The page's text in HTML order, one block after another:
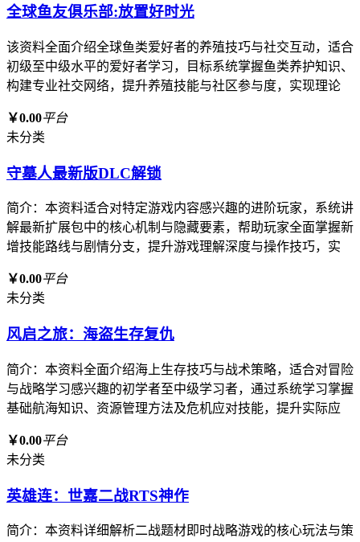
全球鱼友俱乐部:放置好时光
该资料全面介绍全球鱼类爱好者的养殖技巧与社交互动，适合
初级至中级水平的爱好者学习，目标系统掌握鱼类养护知识、
构建专业社交网络，提升养殖技能与社区参与度，实现理论
￥0.00平台
未分类
守墓人最新版DLC解锁
简介：本资料适合对特定游戏内容感兴趣的进阶玩家，系统讲
解最新扩展包中的核心机制与隐藏要素，帮助玩家全面掌握新
增技能路线与剧情分支，提升游戏理解深度与操作技巧，实
￥0.00平台
未分类
风启之旅：海盗生存复仇
简介：本资料全面介绍海上生存技巧与战术策略，适合对冒险
与战略学习感兴趣的初学者至中级学习者，通过系统学习掌握
基础航海知识、资源管理方法及危机应对技能，提升实际应
￥0.00平台
未分类
英雄连：世嘉二战RTS神作
简介：本资料详细解析二战题材即时战略游戏的核心玩法与策